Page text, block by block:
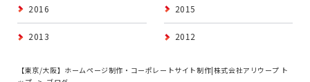
2016 2015
2013 2012
【東京/大阪】ホームページ制作・コーポレートサイト制作|株式会社アリウープ ト